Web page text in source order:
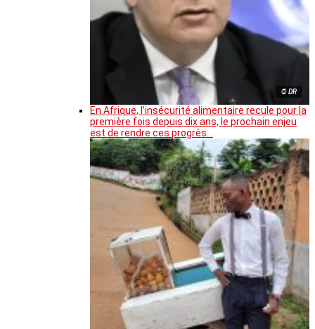
© DR
En Afrique, l’insécurité alimentaire recule pour la
première fois depuis dix ans, le prochain enjeu
est de rendre ces progrès…